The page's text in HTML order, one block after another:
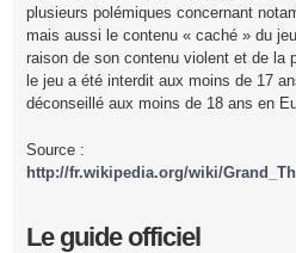
plusieurs polémiques concernant
mais aussi le contenu « caché » du
raison de son contenu violent et de la
le jeu a été interdit aux moins de 17
déconseillé aux moins de 18 ans en
Source :
http://fr.wikipedia.org/wiki/
Le guide officiel